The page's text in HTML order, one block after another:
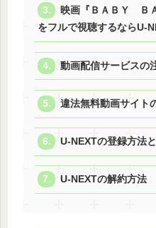
映画『ＢＡＢＹ Ｂ
をフルで視聴するならU-
動画配信サービスの
違法無料動画サイト
U-NEXTの登録方法
U-NEXTの解約方法